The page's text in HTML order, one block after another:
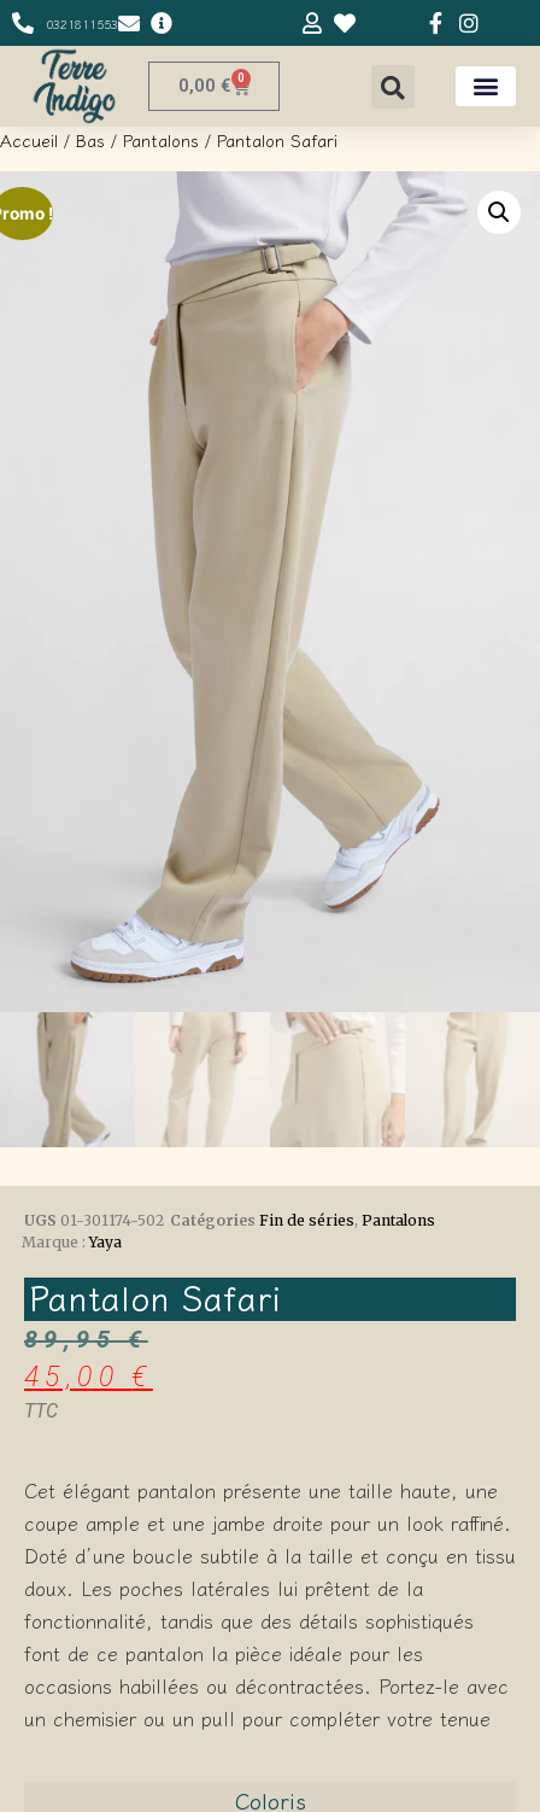
0321811553
0,00 € 0
Accueil / Bas / Pantalons / Pantalon Safari
!
UGS 01-301174-502 Catégories Fin de séries, Pantalons
Marque :Yaya
Pantalon Safari
89,95€
45,00€
TTC
Cet élégant pantalon présente une taille haute, une
coupe ample et une jambe droite pour un look raffiné.
Doté d’une boucle subtile à la taille et conçu en tissu
doux. Les poches latérales lui prêtent de la
fonctionnalité, tandis que des détails sophistiqués
font de ce pantalon la pièce idéale pour les
occasions habillées ou décontractées. Portez-le avec
un chemisier ou un pull pour compléter votre tenue
Coloris